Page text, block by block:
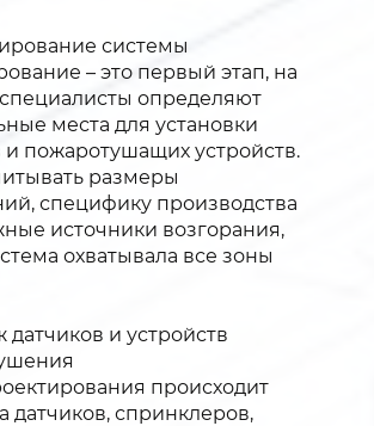
системы
– это первый этап, на
определяют
места для установки
и пожаротушащих устройств.
размеры
специфику производства
источники возгорания,
охватывала все зоны
датчиков и устройств
происходит
датчиков, спринклеров,